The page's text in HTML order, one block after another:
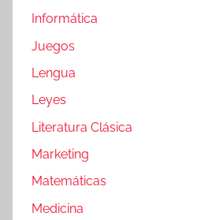
Informática
Juegos
Lengua
Leyes
Literatura Clásica
Marketing
Matemáticas
Medicina